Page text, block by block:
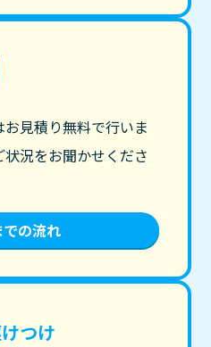
見積り無料で行いま
況をお聞かせくださ
の流れ
つけ